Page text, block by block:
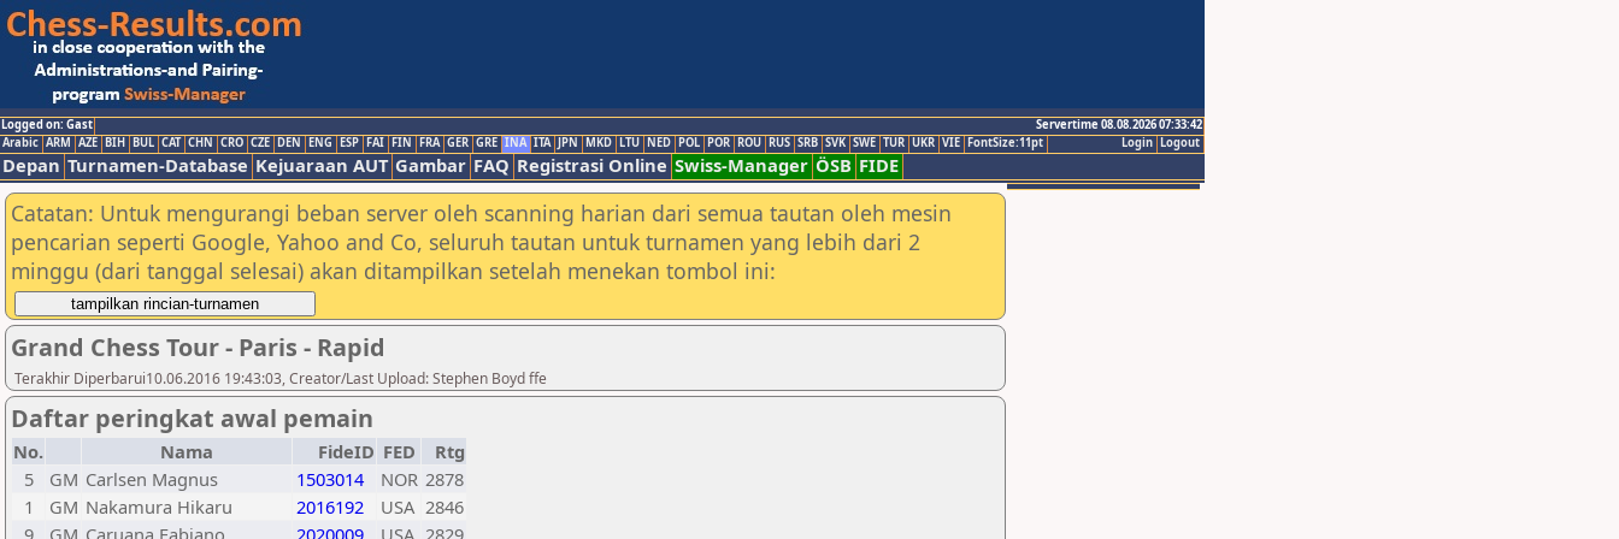
Logged on: Gast
Servertime 08.08.2026 07:33:42
Logout
Login
Arabic ARM AZE BIH BUL CAT CHN CRO CZE DEN ENG ESP FAI FIN FRA GER GRE INA ITA JPN MKD LTU NED POL POR ROU RUS SRB SVK SWE TUR UKR VIE FontSize:11pt
Depan Turnamen-Database Kejuaraan AUT Gambar FAQ Registrasi Online Swiss-Manager ÖSB FIDE
Catatan: Untuk mengurangi beban server oleh scanning harian dari semua tautan oleh mesin
pencarian seperti Google, Yahoo and Co, seluruh tautan untuk turnamen yang lebih dari 2
minggu (dari tanggal selesai) akan ditampilkan setelah menekan tombol ini:
Grand Chess Tour - Paris - Rapid
Terakhir Diperbarui10.06.2016 19:43:03, Creator/Last Upload: Stephen Boyd ffe
Daftar peringkat awal pemain
No. Nama FideID FED
Rtg
5
GM Carlsen Magnus 1503014 NOR 2878
1
GM Nakamura Hikaru 2016192 USA 2846
9
GM Caruana Fabiano 2020009 USA 2829